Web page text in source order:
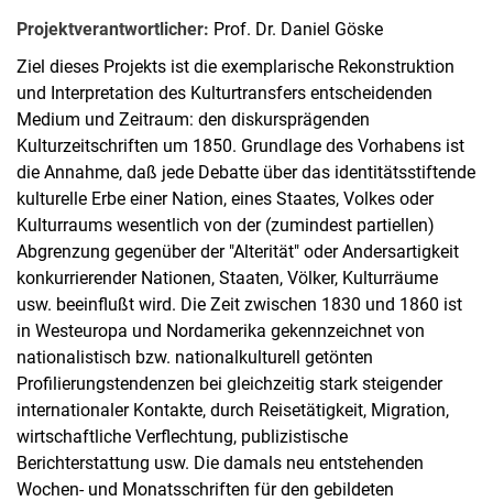
Projektverantwortlicher: Prof. Dr. Daniel Göske
Ziel dieses Projekts ist die exemplarische Rekonstruktion
und Interpretation des Kulturtransfers entscheidenden
Medium und Zeitraum: den diskursprägenden
Kulturzeitschriften um 1850. Grundlage des Vorhabens ist
die Annahme, daß jede Debatte über das identitätsstiftende
kulturelle Erbe einer Nation, eines Staates, Volkes oder
Kulturraums wesentlich von der (zumindest partiellen)
Abgrenzung gegenüber der "Alterität" oder Andersartigkeit
konkurrierender Nationen, Staaten, Völker, Kulturräume
usw. beeinflußt wird. Die Zeit zwischen 1830 und 1860 ist
in Westeuropa und Nordamerika gekennzeichnet von
nationalistisch bzw. nationalkulturell getönten
Profilierungstendenzen bei gleichzeitig stark steigender
internationaler Kontakte, durch Reisetätigkeit, Migration,
wirtschaftliche Verflechtung, publizistische
Berichterstattung usw. Die damals neu entstehenden
Wochen- und Monatsschriften für den gebildeten